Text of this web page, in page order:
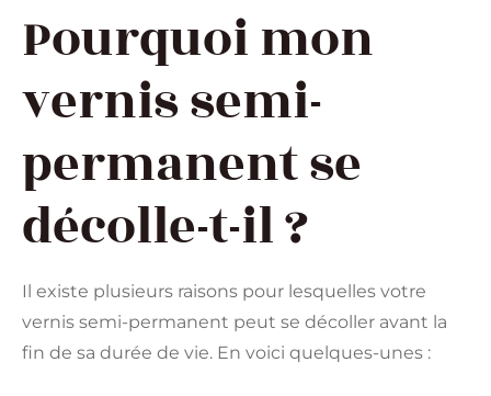
Pourquoi mon
vernis semi-
permanent se
décolle-t-il ?
Il existe plusieurs raisons pour lesquelles votre
vernis semi-permanent peut se décoller avant la
fin de sa durée de vie. En voici quelques-unes :